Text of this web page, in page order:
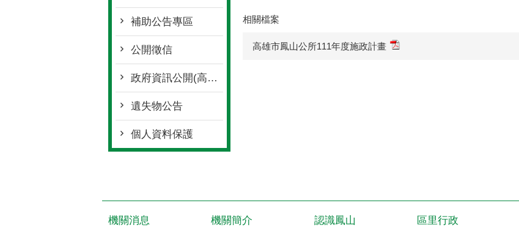
補助公告專區
公開徵信
政府資訊公開(高雄市政府全球資訊網)
遺失物公告
個人資料保護
相關檔案
高雄市鳳山公所111年度施政計畫
機關消息 機關簡介 認識鳳山 區里行政